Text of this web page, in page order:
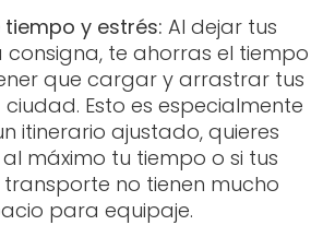
tiempo y estrés: Al dejar tus
consigna, te ahorras el tiempo
que cargar y arrastrar tus
Esto es especialmente
itinerario ajustado, quieres
máximo tu tiempo o si tus
no tienen mucho
para equipaje.